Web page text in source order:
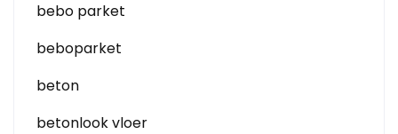
bebo parket
beboparket
beton
betonlook vloer